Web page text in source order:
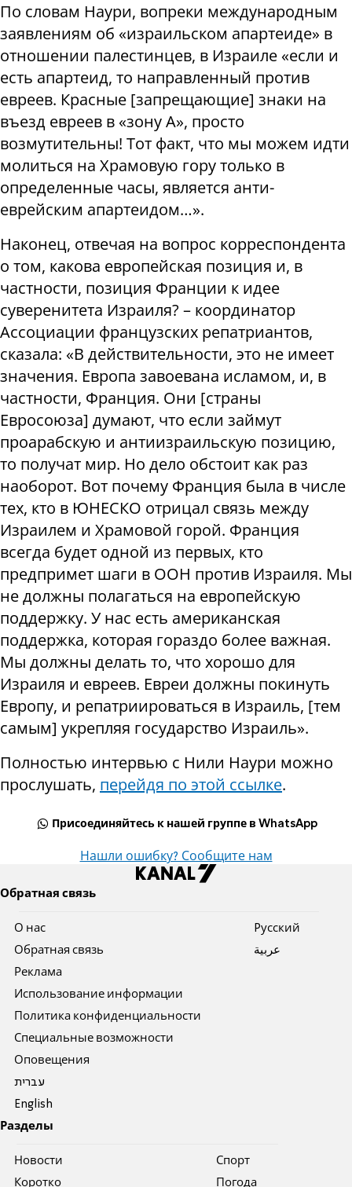
По словам Наури, вопреки международным
заявлениям об «израильском апартеиде» в
отношении палестинцев, в Израиле «если и
есть апартеид, то направленный против
евреев. Красные [запрещающие] знаки на
въезд евреев в «зону А», просто
возмутительны! Тот факт, что мы можем идти
молиться на Храмовую гору только в
определенные часы, является анти-
еврейским апартеидом…».
Наконец, отвечая на вопрос корреспондента
о том, какова европейская позиция и, в
частности, позиция Франции к идее
суверенитета Израиля? – координатор
Ассоциации французских репатриантов,
сказала: «В действительности, это не имеет
значения. Европа завоевана исламом, и, в
частности, Франция. Они [страны
Евросоюза] думают, что если займут
проарабскую и антиизраильскую позицию,
то получат мир. Но дело обстоит как раз
наоборот. Вот почему Франция была в числе
тех, кто в ЮНЕСКО отрицал связь между
Израилем и Храмовой горой. Франция
всегда будет одной из первых, кто
предпримет шаги в ООН против Израиля. Мы
не должны полагаться на европейскую
поддержку. У нас есть американская
поддержка, которая гораздо более важная.
Мы должны делать то, что хорошо для
Израиля и евреев. Евреи должны покинуть
Европу, и репатриироваться в Израиль, [тем
самым] укрепляя государство Израиль».
Полностью интервью с Нили Наури можно
прослушать, перейдя по этой ссылке.
Присоединяйтесь к нашей группе в WhatsApp
Нашли ошибку? Сообщите нам
Обратная связь
О нас
Обратная связь
Реклама
Использование информации
Политика конфиденциальности
Специальные возможности
Оповещения
עברית
English
Pусский
عربية
Разделы
Новости
Коротко
Спорт
Погода